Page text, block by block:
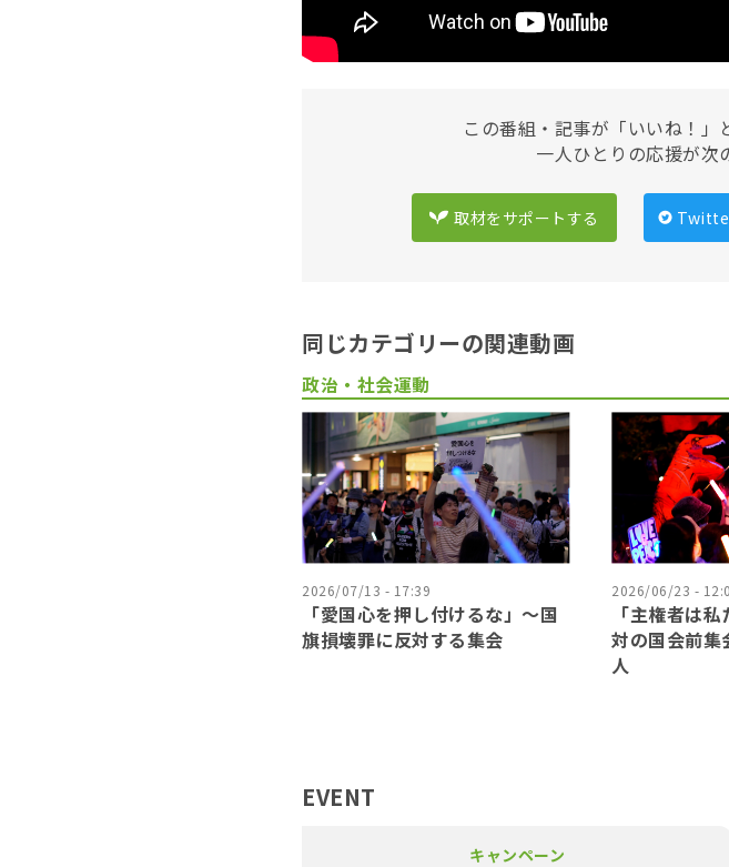
この番組・記事が「いいね！」
一人ひとりの応援が次
取材をサポートする
同じカテゴリーの関連動画
政治・社会運動
2026/07/13 - 17:39
「愛国心を押し付けるな」〜国
旗損壊罪に反対する集会
2026/06/23 -
「主権者は
対の国会前集
人
EVENT
キャンペーン